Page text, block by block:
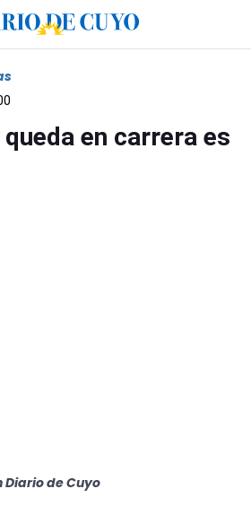
en carrera es
Diario de Cuyo